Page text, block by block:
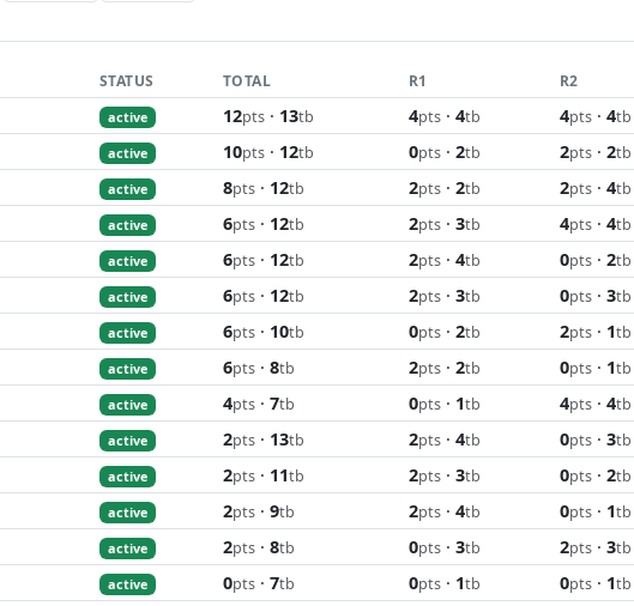
STATUS TOTAL R1 R2
active 12pts · 13tb 4pts · 4tb 4pts · 4tb
active 10pts · 12tb 0pts · 2tb 2pts · 2tb
active 8pts · 12tb 2pts · 2tb 2pts · 4tb
active 6pts · 12tb 2pts · 3tb 4pts · 4tb
active 6pts · 12tb 2pts · 4tb 0pts · 2tb
active 6pts · 12tb 2pts · 3tb 0pts · 3tb
active 6pts · 10tb 0pts · 2tb 2pts · 1tb
active 6pts · 8tb 2pts · 2tb 0pts · 1tb
active 4pts · 7tb 0pts · 1tb 4pts · 4tb
active 2pts · 13tb 2pts · 4tb 0pts · 3tb
active 2pts · 11tb 2pts · 3tb 0pts · 2tb
active 2pts · 9tb 2pts · 4tb 0pts · 1tb
active 2pts · 8tb 0pts · 3tb 2pts · 3tb
active 0pts · 7tb 0pts · 1tb 0pts · 1tb